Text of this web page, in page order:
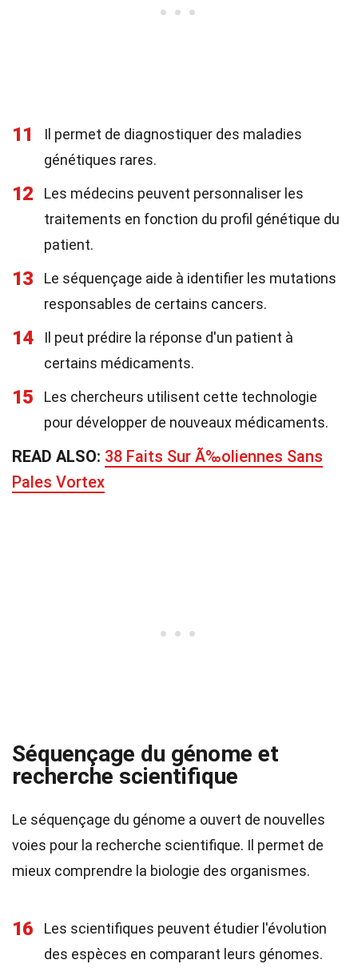
11
Il permet de diagnostiquer des maladies
génétiques rares.
12
Les médecins peuvent personnaliser les
traitements en fonction du profil génétique du
patient.
13
Le séquençage aide à identifier les mutations
responsables de certains cancers.
14
Il peut prédire la réponse d'un patient à
certains médicaments.
15
Les chercheurs utilisent cette technologie
pour développer de nouveaux médicaments.
READ ALSO: 38 Faits Sur Ã‰oliennes Sans
Pales Vortex
Séquençage du génome et
recherche scientifique
Le séquençage du génome a ouvert de nouvelles
voies pour la recherche scientifique. Il permet de
mieux comprendre la biologie des organismes.
16
Les scientifiques peuvent étudier l'évolution
des espèces en comparant leurs génomes.